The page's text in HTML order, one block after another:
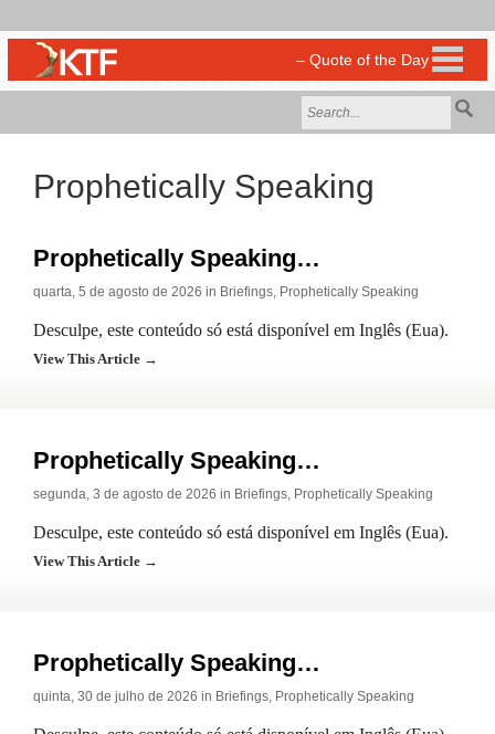
Prophetically Speaking
Prophetically Speaking…
quarta, 5 de agosto de 2026 in Briefings, Prophetically Speaking
Desculpe, este conteúdo só está disponível em Inglês (Eua).
View This Article →
Prophetically Speaking…
segunda, 3 de agosto de 2026 in Briefings, Prophetically Speaking
Desculpe, este conteúdo só está disponível em Inglês (Eua).
View This Article →
Prophetically Speaking…
quinta, 30 de julho de 2026 in Briefings, Prophetically Speaking